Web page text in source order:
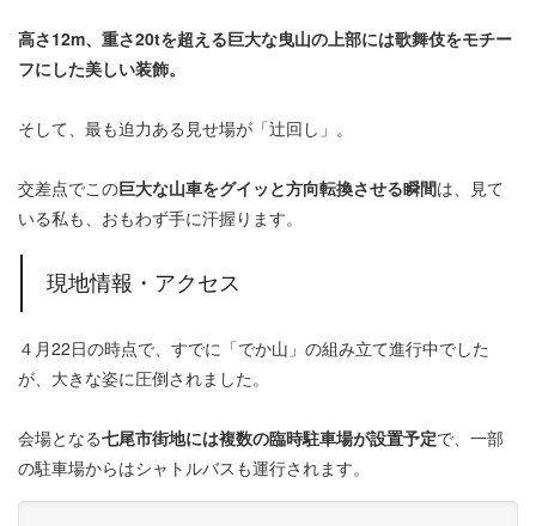
高さ12m、重さ20tを超える巨大な曳山の上部には歌舞伎をモチー
フにした美しい装飾。
そして、最も迫力ある見せ場が「辻回し」。
交差点でこの巨大な山車をグイッと方向転換させる瞬間は、見て
いる私も、おもわず手に汗握ります。
現地情報・アクセス
４月22日の時点で、すでに「でか山」の組み立て進行中でした
が、大きな姿に圧倒されました。
会場となる七尾市街地には複数の臨時駐車場が設置予定で、一部
の駐車場からはシャトルバスも運行されます。